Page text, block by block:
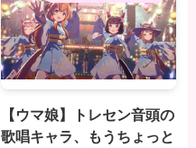
【ウマ娘】トレセン音頭の
歌唱キャラ、もうちょっと